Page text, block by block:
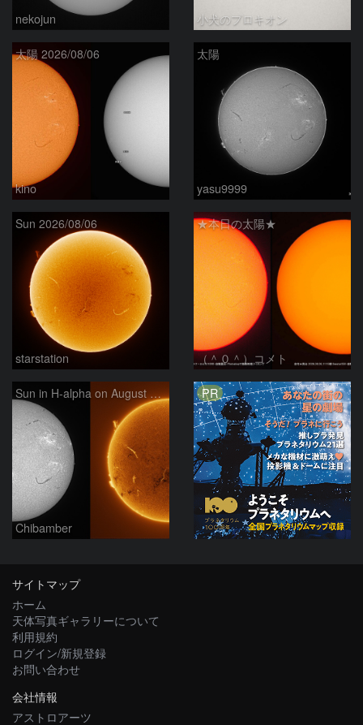
nekojun 小犬のプロキオン
太陽 2026/08/06
kino
太陽
yasu9999
Sun 2026/08/06
starstation
★本日の太陽★
（＾０＾）コメト
Sun in H-alpha on August 6, 2026
Chibamber
PR
サイトマップ
ホーム
天体写真ギャラリーについて
利用規約
ログイン/新規登録
お問い合わせ
会社情報
アストロアーツ